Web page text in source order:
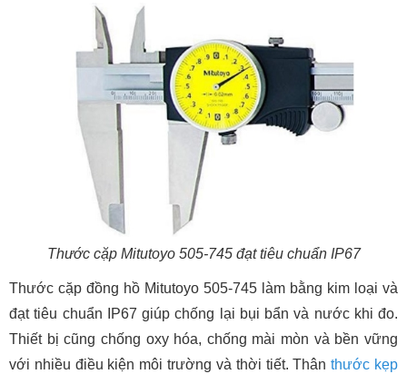
Thước cặp Mitutoyo 505-745 đạt tiêu chuẩn IP67
Thước cặp đồng hồ Mitutoyo 505-745 làm bằng kim loại và
đạt tiêu chuẩn IP67 giúp chống lại bụi bẩn và nước khi đo.
Thiết bị cũng chống oxy hóa, chống mài mòn và bền vững
với nhiều điều kiện môi trường và thời tiết. Thânthước kẹp